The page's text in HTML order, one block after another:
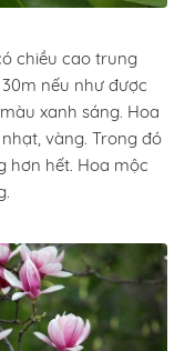
cao trung
nếu như được
xanh sáng. Hoa
vàng. Trong đó
hơn hết. Hoa mộc